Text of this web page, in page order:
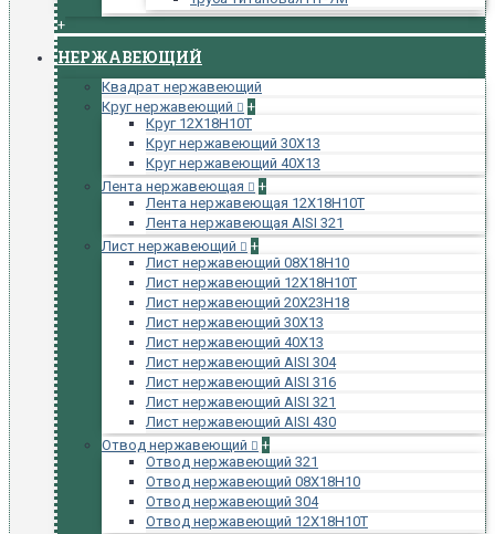
+
НЕРЖАВЕЮЩИЙ
Квадрат нержавеющий
Круг нержавеющий
+
Круг 12Х18Н10Т
Круг нержавеющий 30Х13
Круг нержавеющий 40Х13
Лента нержавеющая
+
Лента нержавеющая 12Х18Н10Т
Лента нержавеющая AISI 321
Лист нержавеющий
+
Лист нержавеющий 08Х18Н10
Лист нержавеющий 12Х18Н10Т
Лист нержавеющий 20Х23Н18
Лист нержавеющий 30Х13
Лист нержавеющий 40Х13
Лист нержавеющий AISI 304
Лист нержавеющий AISI 316
Лист нержавеющий AISI 321
Лист нержавеющий AISI 430
Отвод нержавеющий
+
Отвод нержавеющий 321
Отвод нержавеющий 08Х18Н10
Отвод нержавеющий 304
Отвод нержавеющий 12Х18Н10Т